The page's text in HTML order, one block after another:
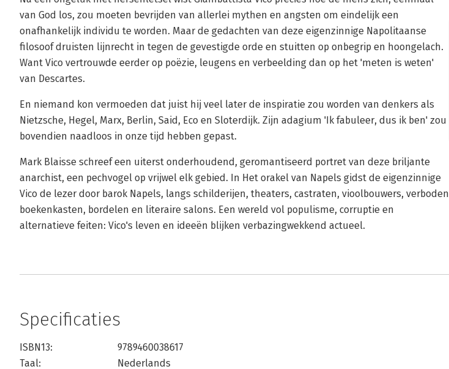
van God los, zou moeten bevrijden van allerlei mythen en angsten om eindelijk een
onafhankelijk individu te worden. Maar de gedachten van deze eigenzinnige Napolitaanse
filosoof druisten lijnrecht in tegen de gevestigde orde en stuitten op onbegrip en hoongelach.
Want Vico vertrouwde eerder op poëzie, leugens en verbeelding dan op het 'meten is weten'
van Descartes.
En niemand kon vermoeden dat juist hij veel later de inspiratie zou worden van denkers als
Nietzsche, Hegel, Marx, Berlin, Said, Eco en Sloterdijk. Zijn adagium 'Ik fabuleer, dus ik ben' zou
bovendien naadloos in onze tijd hebben gepast.
Mark Blaisse schreef een uiterst onderhoudend, geromantiseerd portret van deze briljante
anarchist, een pechvogel op vrijwel elk gebied. In Het orakel van Napels gidst de eigenzinnige
Vico de lezer door barok Napels, langs schilderijen, theaters, castraten, vioolbouwers, verboden
boekenkasten, bordelen en literaire salons. Een wereld vol populisme, corruptie en
alternatieve feiten: Vico's leven en ideeën blijken verbazingwekkend actueel.
Specificaties
ISBN13:
9789460038617
Taal:
Nederlands